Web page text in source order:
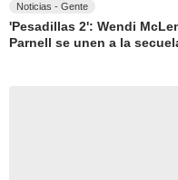
Noticias - Gente
'Pesadillas 2': Wendi
Parnell se unen a la